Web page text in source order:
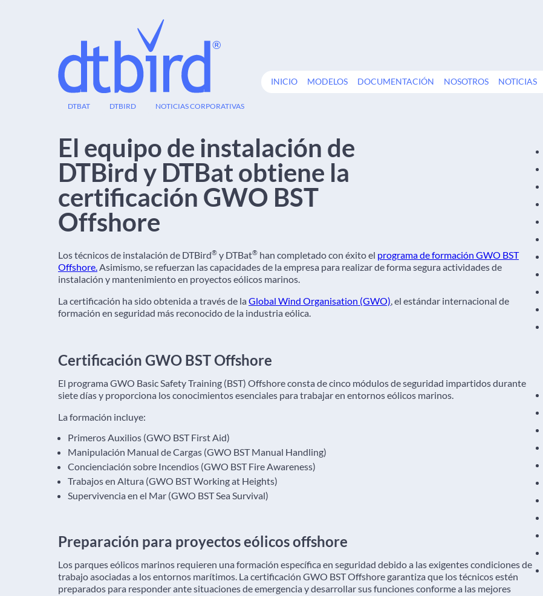
INICIO MODELOS DOCUMENTACIÓN NOSOTROS NOTICIAS
29
DTBAT DTBIRD NOTICIAS CORPORATIVAS
El equipo de instalación de
DTBird y DTBat obtiene la
certificación GWO BST
Offshore
Los técnicos de instalación de DTBird® y DTBat® han completado con éxito el programa de formación GWO BST
Offshore.Asimismo, se refuerzan las capacidades de la empresa para realizar de forma segura actividades de
instalación y mantenimiento en proyectos eólicos marinos.
La certificación ha sido obtenida a través de la Global Wind Organisation (GWO), el estándar internacional de
formación en seguridad más reconocido de la industria eólica.
Certificación GWO BST Offshore
El programa GWO Basic Safety Training (BST) Offshore consta de cinco módulos de seguridad impartidos durante
siete días y proporciona los conocimientos esenciales para trabajar en entornos eólicos marinos.
La formación incluye:
Primeros Auxilios (GWO BST First Aid)
Manipulación Manual de Cargas (GWO BST Manual Handling)
Concienciación sobre Incendios (GWO BST Fire Awareness)
Trabajos en Altura (GWO BST Working at Heights)
Supervivencia en el Mar (GWO BST Sea Survival)
Preparación para proyectos eólicos offshore
Los parques eólicos marinos requieren una formación específica en seguridad debido a las exigentes condiciones de
trabajo asociadas a los entornos marítimos. La certificación GWO BST Offshore garantiza que los técnicos estén
preparados para responder ante situaciones de emergencia y desarrollar sus funciones conforme a las mejores